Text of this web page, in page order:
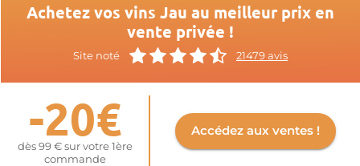
Achetez vos vins Jau au meilleur prix en
vente privée !
Site noté 21479 avis
-20€
dès 99 € sur votre 1ère
commande
Accédez aux ventes !